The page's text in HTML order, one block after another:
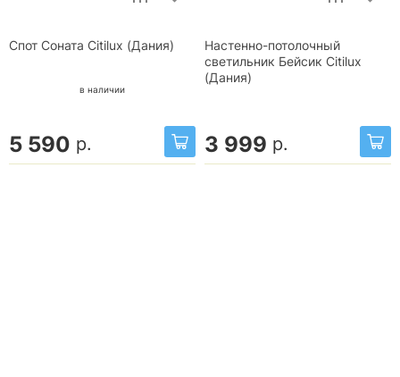
Спот Соната Citilux (Дания)
в наличии
5 590 р.
Настенно-потолочный
светильник Бейсик Citilux
(Дания)
3 999 р.